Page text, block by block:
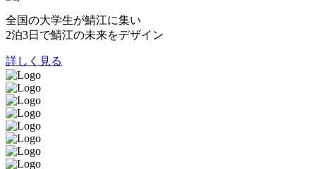
全国の大学生が鯖江に集い
2泊3日で鯖江の未来をデザイン
詳しく見る